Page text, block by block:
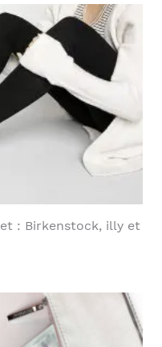
: Birkenstock, illy et